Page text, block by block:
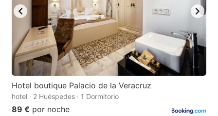
Hotel boutique Palacio de la Veracruz
hotel · 2 Huéspedes · 1 Dormitorio
89 € por noche